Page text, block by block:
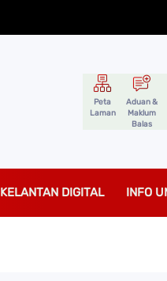
Peta
Laman
Aduan &
Maklum
Balas
KELANTAN DIGITAL INFO